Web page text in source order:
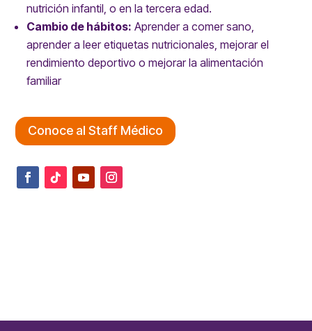
nutrición infantil, o en la tercera edad.
Cambio de hábitos: Aprender a comer sano,
aprender a leer etiquetas nutricionales, mejorar el
rendimiento deportivo o mejorar la alimentación
familiar
Conoce al Staff Médico